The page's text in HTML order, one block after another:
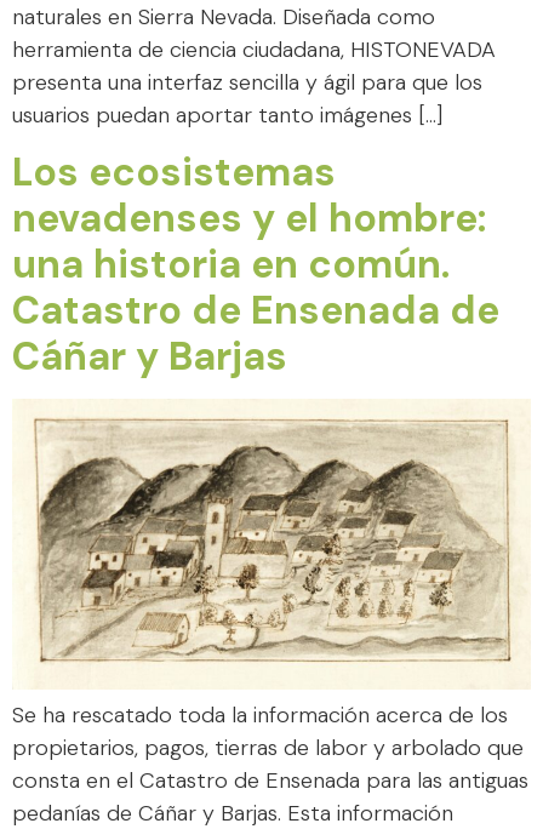
naturales en Sierra Nevada. Diseñada como
herramienta de ciencia ciudadana, HISTONEVADA
presenta una interfaz sencilla y ágil para que los
usuarios puedan aportar tanto imágenes […]
Los ecosistemas
nevadenses y el hombre:
una historia en común.
Catastro de Ensenada de
Cáñar y Barjas
Se ha rescatado toda la información acerca de los
propietarios, pagos, tierras de labor y arbolado que
consta en el Catastro de Ensenada para las antiguas
pedanías de Cáñar y Barjas. Esta información